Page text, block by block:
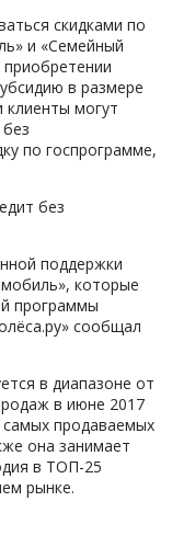
скидками по
и «Семейный
в размере
могут
по госпрограмме,
поддержки
которые
программы
сообщал
в диапазоне от
в июне 2017
самых продаваемых
она занимает
в ТОП-25
рынке.